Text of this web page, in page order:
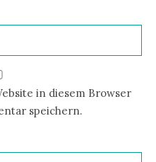
in diesem Browser
speichern.